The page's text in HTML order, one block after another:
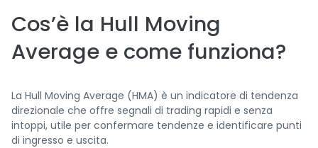
Cos’è la Hull Moving
Average e come funziona?
La Hull Moving Average (HMA) è un indicatore di tendenza
direzionale che offre segnali di trading rapidi e senza
intoppi, utile per confermare tendenze e identificare punti
di ingresso e uscita.